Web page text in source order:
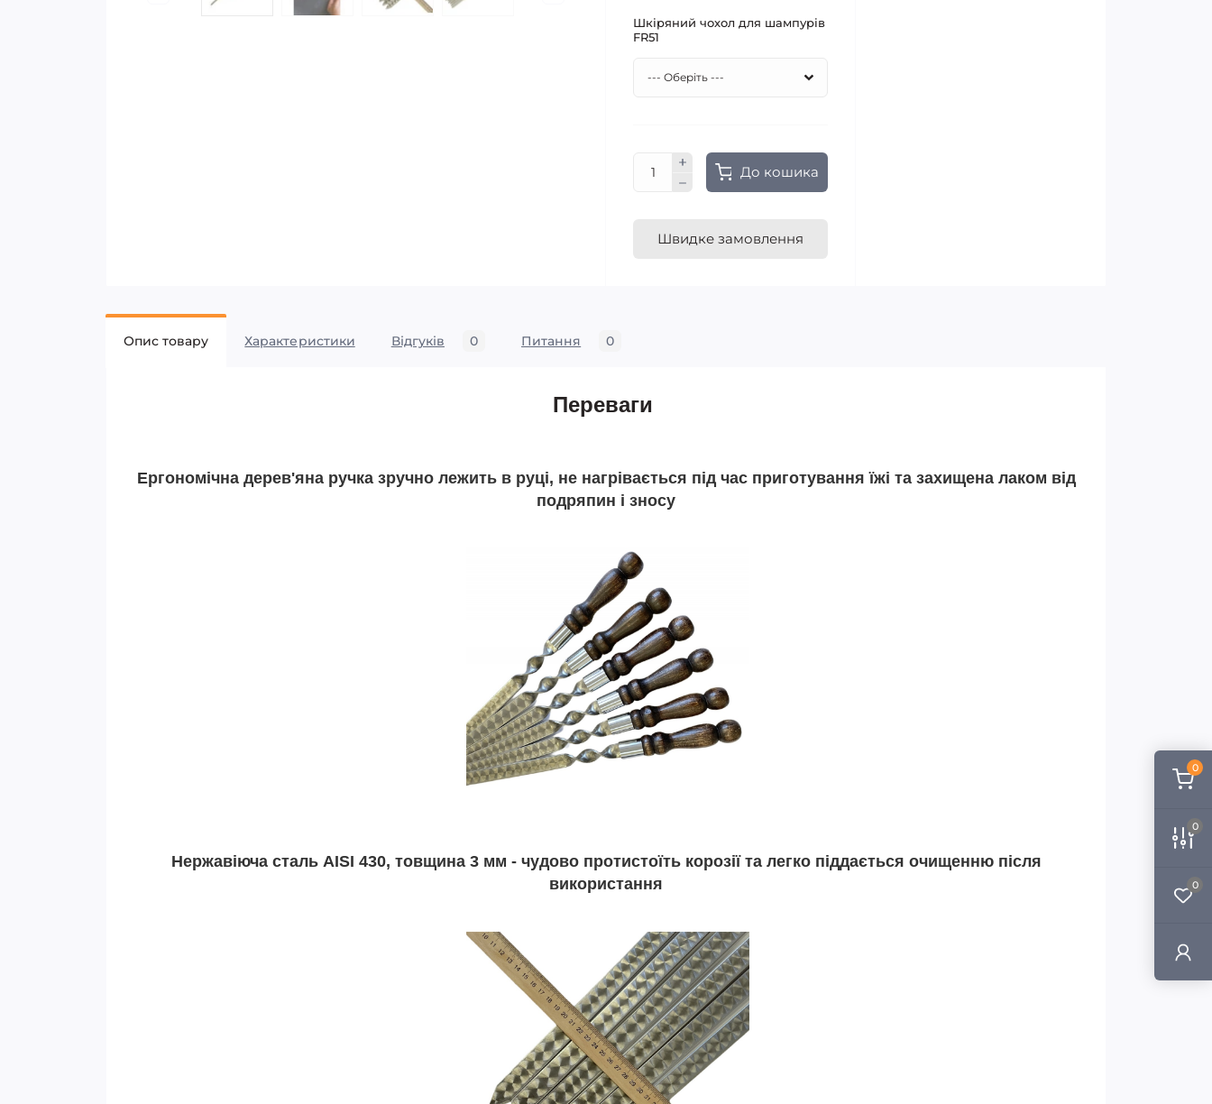
0
0
0
Шкіряний чохол для шампурів
FR51
До кошика
Швидке замовлення
Опис товару Характеристики Відгуків 0 Питання 0
Переваги
Ергономічна дерев'яна ручка зручно лежить в руці, не нагрівається під час приготування їжі та захищена лаком від
подряпин і зносу
Нержавіюча сталь AISI 430, товщина 3 мм - чудово протистоїть корозії та легко піддається очищенню після
використання